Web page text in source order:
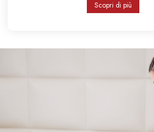
Scopri di più